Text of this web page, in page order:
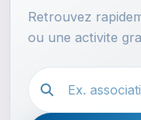
Retrouvez
ou une activite
Recherche dans